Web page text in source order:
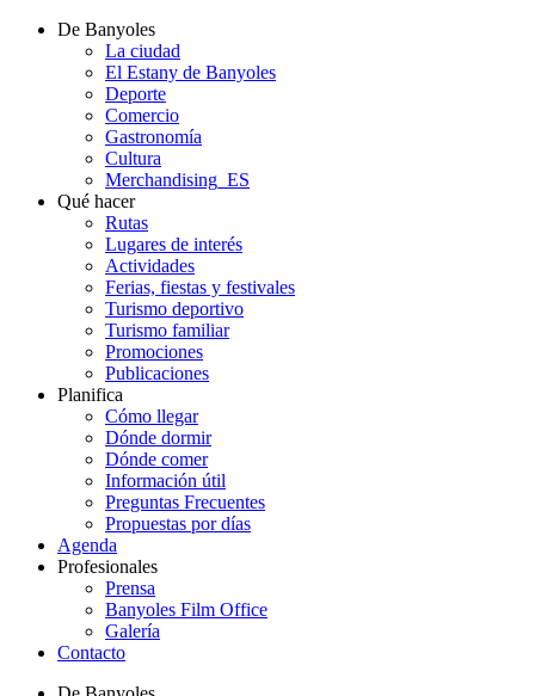
De Banyoles
La ciudad
El Estany de Banyoles
Deporte
Comercio
Gastronomía
Cultura
Merchandising_ES
Qué hacer
Rutas
Lugares de interés
Actividades
Ferias, fiestas y festivales
Turismo deportivo
Turismo familiar
Promociones
Publicaciones
Planifica
Cómo llegar
Dónde dormir
Dónde comer
Información útil
Preguntas Frecuentes
Propuestas por días
Agenda
Profesionales
Prensa
Banyoles Film Office
Galería
Contacto